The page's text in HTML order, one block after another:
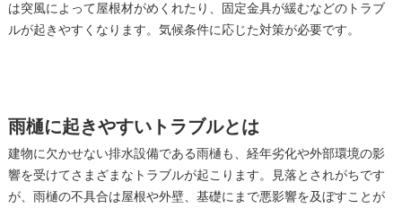
は突風によって屋根材がめくれたり、固定金具が緩むなどのトラブ
ルが起きやすくなります。気候条件に応じた対策が必要です。
雨樋に起きやすいトラブルとは
建物に欠かせない排水設備である雨樋も、経年劣化や外部環境の影
響を受けてさまざまなトラブルが起こります。見落とされがちです
が、雨樋の不具合は屋根や外壁、基礎にまで悪影響を及ぼすことが